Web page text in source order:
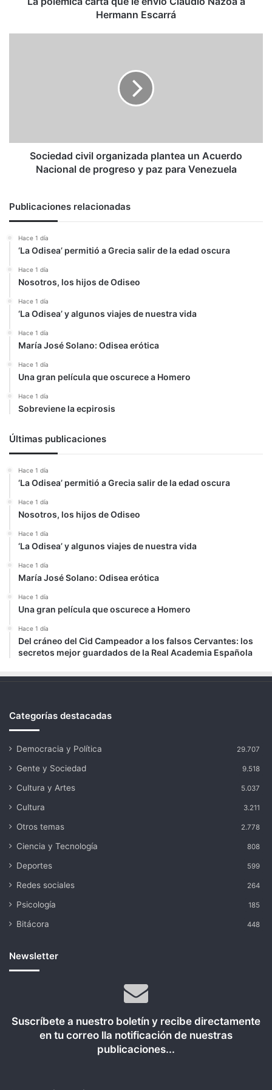
Hermann Escarrá
progreso
Sociedad civil organizada plantea un Acuerdo
Nacional de progreso y paz para Venezuela
Publicaciones relacionadas
Hace 1 día
‘La Odisea’ permitió a Grecia salir de la edad oscura
Hace 1 día
Nosotros, los hijos de Odiseo
Hace 1 día
‘La Odisea’ y algunos viajes de nuestra vida
Hace 1 día
María José Solano: Odisea erótica
Hace 1 día
Una gran película que oscurece a Homero
Hace 1 día
Sobreviene la ecpirosis
Últimas publicaciones
Hace 1 día
‘La Odisea’ permitió a Grecia salir de la edad oscura
Hace 1 día
Nosotros, los hijos de Odiseo
Hace 1 día
‘La Odisea’ y algunos viajes de nuestra vida
Hace 1 día
María José Solano: Odisea erótica
Hace 1 día
Una gran película que oscurece a Homero
Hace 1 día
Del cráneo del Cid Campeador a los falsos Cervantes: los
secretos mejor guardados de la Real Academia Española
Categorías destacadas
Democracia y Política 29.707
Gente y Sociedad 9.518
Cultura y Artes 5.037
Cultura 3.211
Otros temas 2.778
Ciencia y Tecnología 808
Deportes 599
Redes sociales 264
Psicología 185
Bitácora 448
Newsletter
Suscríbete a nuestro boletín y recibe directamente
en tu correo lla notificación de nuestras
publicaciones...